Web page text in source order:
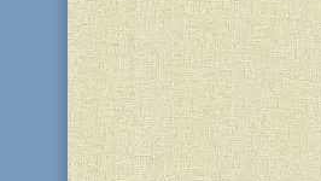
благодійному центрі
синагозі “Бейт Реувен”
посланниця Ребе у
Цопа для учасниць
освітнього проєкту
провела духовний урок